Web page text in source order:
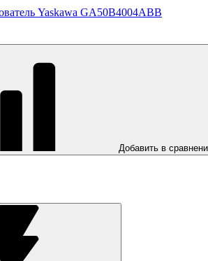
Yaskawa GA50B4004ABB
Добавить в